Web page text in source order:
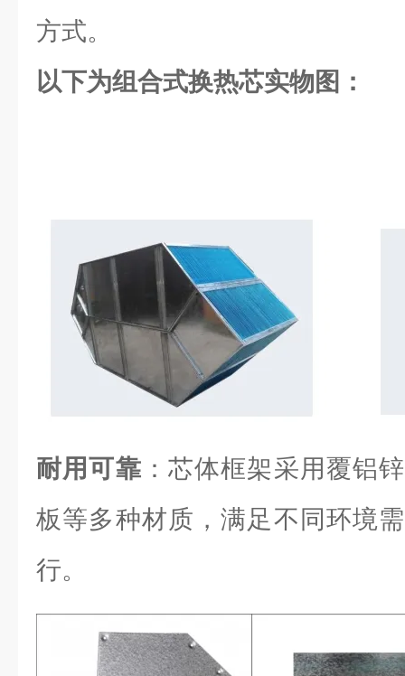
方式。
以下为组合式换热芯实物图：
耐用可靠 ：芯体框架采用覆铝
板等多种材质，满足不同环境
行。